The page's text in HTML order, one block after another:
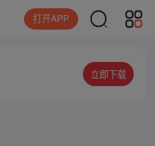
打开APP
立即下载